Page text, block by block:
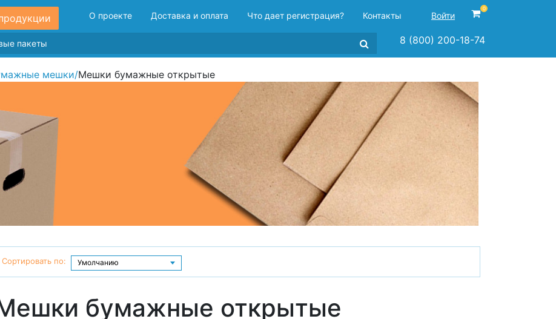
О проекте Доставка и оплата Что дает регистрация? Контакты Войти
0
8 (800) 200-18-74
мешки/Мешки бумажные открытые
Сортировать по:
бумажные открытые